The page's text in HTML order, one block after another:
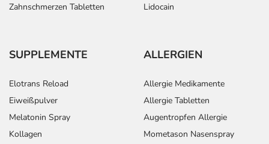
Zahnschmerzen Tabletten
Lidocain
SUPPLEMENTE
Elotrans Reload
Eiweißpulver
Melatonin Spray
Kollagen
ALLERGIEN
Allergie Medikamente
Allergie Tabletten
Augentropfen Allergie
Mometason Nasenspray